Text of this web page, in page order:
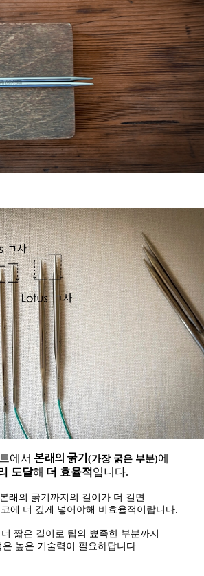
에서 본래의 굵기(가장 굵은 부분)에
도달해 더 효율적 입니다.
본래의 굵기 까지의 길이가 더 길면
에 더 깊게 넣어야해 비효율적이랍니다.
짧은 길이로 팁의 뾰족한 부분까지
은 높은 기술력이 필요하답니다.